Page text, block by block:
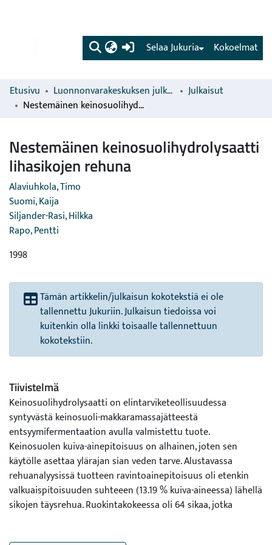
(current) Kokoelmat
Selaa Jukuria
Etusivu Luonnonvarakeskuksen julkaisut
Julkaisut
Nestemäinen keinosuolihydrolysaatti lihasikojen rehuna
Nestemäinen keinosuolihydrolysaatti
lihasikojen rehuna
Alaviuhkola, Timo
Suomi, Kaija
Siljander-Rasi, Hilkka
Rapo, Pentti
1998
Tämän artikkelin/julkaisun kokotekstiä ei ole
tallennettu Jukuriin. Julkaisun tiedoissa voi
kuitenkin olla linkki toisaalle tallennettuun
kokotekstiin.
Tiivistelmä
Keinosuolihydrolysaatti on elintarviketeollisuudessa
syntyvästä keinosuoli-makkaramassajätteestä
entsyymifermentaation avulla valmistettu tuote.
Keinosuolen kuiva-ainepitoisuus on alhainen, joten sen
käytölle asettaa ylärajan sian veden tarve. Alustavassa
rehuanalyysissä tuotteen ravintoainepitoisuus oli etenkin
valkuaispitoisuuden suhteeen (13.19 % kuiva-aineessa) lähellä
sikojen täysrehua. Ruokintakokeessa oli 64 sikaa, jotka